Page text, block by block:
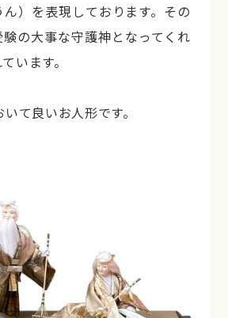
）を表現しております。その
の大事な守護神となってくれ
います。
て良いお人形です。